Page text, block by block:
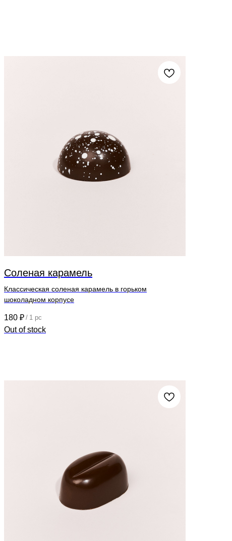
Соленая карамель
Классическая соленая карамель в горьком
шоколадном корпусе
180 ₽ / 1 pc
Out of stock